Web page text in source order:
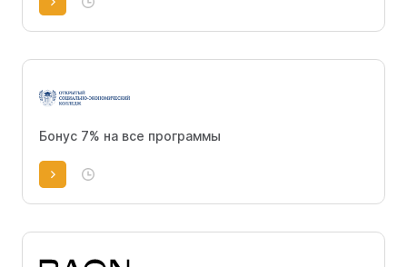
Бонус 7% на все программы